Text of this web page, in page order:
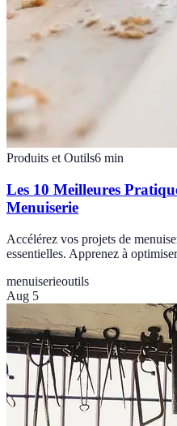
Produits et Outils6 min
Les 10 Meilleures
Menuiserie
Accélérez vos projets de
essentielles. Apprenez à
menuiserieoutils
Aug 5